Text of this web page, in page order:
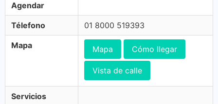
Agendar
Télefono 01 8000 519393
Mapa Mapa Cómo llegar
Vista de calle
Servicios